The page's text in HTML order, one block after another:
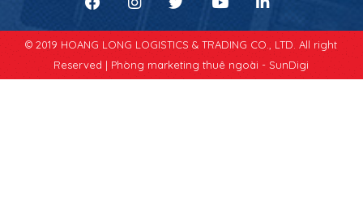
© 2019 HOANG LONG LOGISTICS & TRADING CO., LTD. All right
Reserved | Phòng marketing thuê ngoài - SunDigi